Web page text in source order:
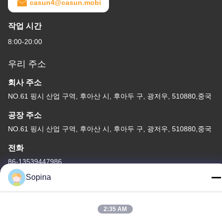
casun4@casun.mobi
작업 시간
8:00-20:00
우리 주소
회사 주소
NO.61 핑시 산업 구역, 후아산 시, 후아두 구, 광저우, 510880,중국
공장 주소
NO.61 핑시 산업 구역, 후아산 시, 후아두 구, 광저우, 510880,중국
전화
86-13539447986
Sopina
2:35 AM